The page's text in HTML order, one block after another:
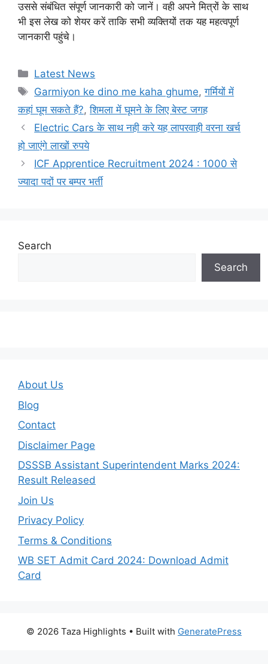
उससे संबंधित संपूर्ण जानकारी को जानें। वही अपने मित्रों के साथ
भी इस लेख को शेयर करें ताकि सभी व्यक्तियों तक यह महत्वपूर्ण
जानकारी पहुंचे।
Categories
Latest News
Tags
Garmiyon ke dino me kaha ghume,गर्मियों में
कहां घूम सकते हैं?,शिमला में घूमने के लिए बेस्ट जगह
Electric Cars के साथ नही करे यह लापरवाही वरना खर्च
हो जाएंगे लाखों रुपये
ICF Apprentice Recruitment 2024 : 1000 से
ज्यादा पदों पर बम्पर भर्ती
Search
Search
About Us
Blog
Contact
Disclaimer Page
DSSSB Assistant Superintendent Marks 2024:
Result Released
Join Us
Privacy Policy
Terms & Conditions
WB SET Admit Card 2024: Download Admit
Card
© 2026 Taza Highlights • Built with GeneratePress